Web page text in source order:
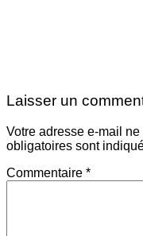
Laisser un
Votre adresse e-mail
obligatoires sont
Commentaire *